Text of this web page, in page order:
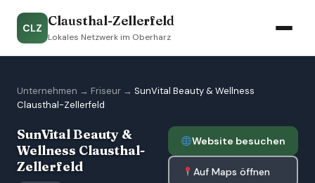
CLZ Clausthal-Zellerfeld
Lokales Netzwerk im Oberharz
Unternehmen → Friseur → SunVital Beauty & Wellness
Clausthal-Zellerfeld
SunVital Beauty &
Wellness Clausthal-
Zellerfeld
Website besuchen
Auf Maps öffnen